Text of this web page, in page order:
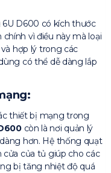
D600 có kích thước
vì điều này mà loại
hợp lý trong các
có thể dễ dàng lắp
thiết bị mạng trong
còn là nơi quản lý
hơn. Hệ thống quạt
của tủ giúp cho các
bị tăng nhiệt độ quá